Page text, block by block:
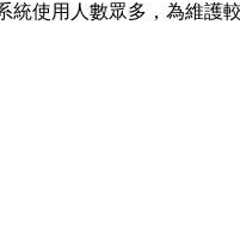
統使用人數眾多，為維護